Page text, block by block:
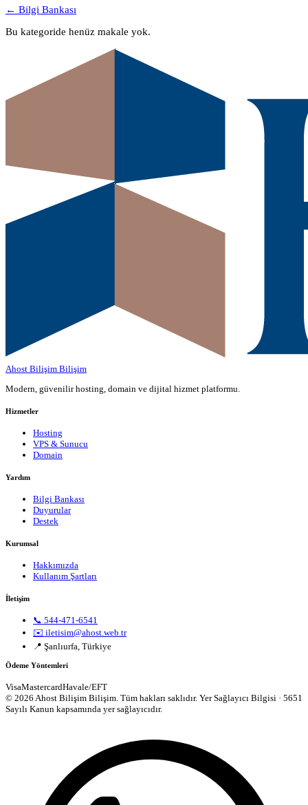
← Bilgi Bankası
Bu kategoride henüz makale yok.
Ahost Bilişim Bilişim
Modern, güvenilir hosting, domain ve dijital hizmet platformu.
Hizmetler
Hosting
VPS & Sunucu
Domain
Yardım
Bilgi Bankası
Duyurular
Destek
Kurumsal
Hakkımızda
Kullanım Şartları
İletişim
📞 544-471-6541
✉️ iletisim@ahost.web.tr
📍 Şanlıurfa, Türkiye
Ödeme Yöntemleri
VisaMastercardHavale/EFT
© 2026 Ahost Bilişim Bilişim. Tüm hakları saklıdır. Yer Sağlayıcı Bilgisi · 5651
Sayılı Kanun kapsamında yer sağlayıcıdır.